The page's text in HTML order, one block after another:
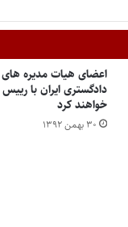
اعضای هیات مدیره
دادگستری ایران با
خواهند کرد
۳۰ بهمن ۱۳۹۲